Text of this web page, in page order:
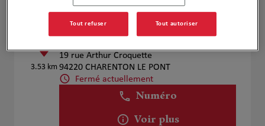
3.53 km
BERREBI Patrick
19 rue Arthur Croquette
94220 CHARENTON LE PONT
Fermé actuellement
Numéro
Voir plus
Tout refuser Tout autoriser